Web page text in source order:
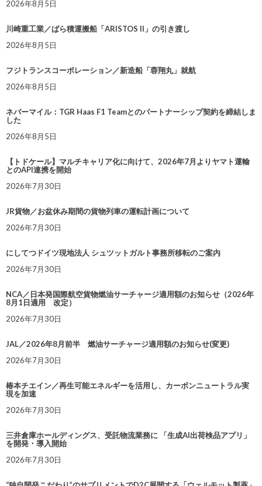
2026年8月5日
川崎重工業／ばら積運搬船「ARISTOS II」の引き渡し
2026年8月5日
フジトランスコーポレーション／新造船「蓉翔丸」就航
2026年8月5日
ネバーマイル：TGR Haas F1 Teamとのパートナーシップ契約を締結しま
した
2026年8月5日
【トドケール】マルチキャリア化に向けて、2026年7月よりヤマト運輸
とのAPI連携を開始
2026年7月30日
JR貨物／お盆休み期間の貨物列車の運転計画について
2026年7月30日
にしてつドイツ現地法人 シュツットガルト事務所移転のご案内
2026年7月30日
NCA／日本発国際航空貨物燃油サーチャージ適用額のお知らせ（2026年
8月1日適用 改定）
2026年7月30日
JAL／2026年8月前半 燃油サーチャージ適用額のお知らせ(変更)
2026年7月30日
椿本チエイン／再生可能エネルギーを活用し、カーボンニュートラル実
現を加速
2026年7月30日
三井倉庫ホールディングス、受託物流業務に 「生成AI出荷検品アプリ」
を開発・導入開始
2026年7月30日